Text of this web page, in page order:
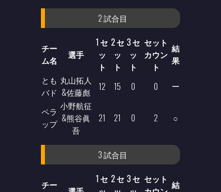
2 試合目
チー
ム名
選手
1 セ
ッ
ト
2 セ
ッ
ト
3 セ
ッ
ト
セット
カウン
ト
結
果
とも
バド
丸山拓人
&佐藤彪
12 15 0 0 ー
ペラ
ップ
小野航征
&熊谷眞
吾
21 21 0 2 ○
3 試合目
チー
1 セ 2 セ 3 セ セット 結